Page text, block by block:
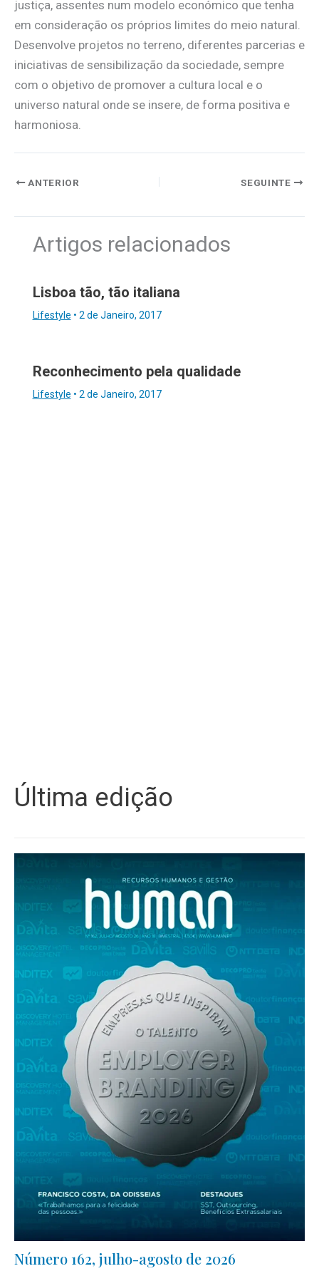
justiça, assentes num modelo económico que tenha
em consideração os próprios limites do meio natural.
Desenvolve projetos no terreno, diferentes parcerias e
iniciativas de sensibilização da sociedade, sempre
com o objetivo de promover a cultura local e o
universo natural onde se insere, de forma positiva e
harmoniosa.
ANTERIOR SEGUINTE
Artigos relacionados
Lisboa tão, tão italiana
Lifestyle • 2 de Janeiro, 2017
Reconhecimento pela qualidade
Lifestyle • 2 de Janeiro, 2017
Última edição
Número 162, julho-agosto de 2026